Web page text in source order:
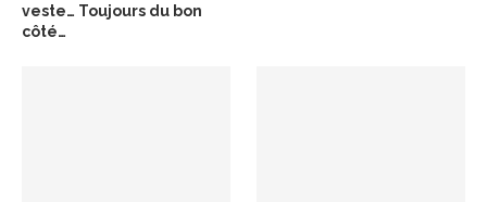
veste… Toujours du bon
côté…